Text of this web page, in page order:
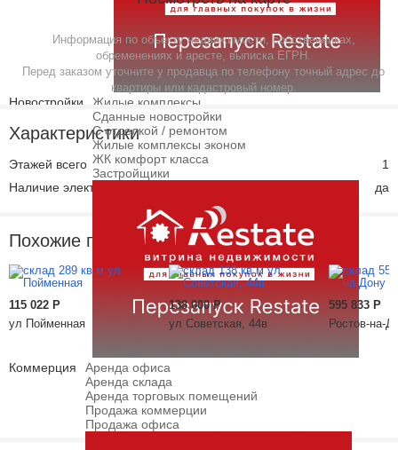
Новостройки
Жилые комплексы
Сданные новостройки
С отделкой / ремонтом
Жилые комплексы эконом
ЖК комфорт класса
Застройщики
Коммерция
Аренда офиса
Аренда склада
Аренда торговых помещений
Продажа коммерции
Продажа офиса
Информация по объекту недвижимости, собственниках,
обременениях и аресте, выписка ЕГРН.
Перед заказом уточните у продавца по телефону точный адрес до
квартиры или кадастровый номер.
Характеристики
Этажей всего
1
Наличие электроснабжения
да
Похожие предложения
115 022 Р
ул Пойменная
138 000Р
ул Советская, 44в
595 833 Р
Ростов-на-